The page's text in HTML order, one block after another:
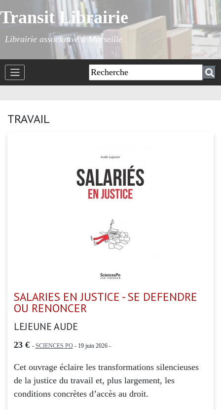
Transit Librairie
Librairie associative à Marseille
TRAVAIL
SALARIES EN JUSTICE - SE DEFENDRE
OU RENONCER
LEJEUNE AUDE
23 € - SCIENCES PO- 19 juin 2026 -
Cet ouvrage éclaire les transformations silencieuses
de la justice du travail et, plus largement, les
conditions concrètes d’accès au droit.